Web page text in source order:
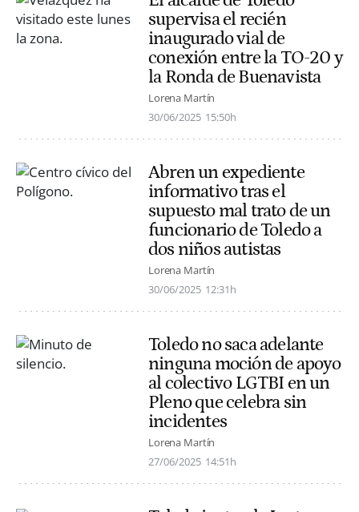
supervisa el recién
inaugurado vial de
conexión entre la TO-20 y
la Ronda de Buenavista
Lorena Martín
30/06/2025 15:50h
Abren un expediente
informativo tras el
supuesto mal trato de un
funcionario de Toledo a
dos niños autistas
Lorena Martín
30/06/2025 12:31h
Toledo no saca adelante
ninguna moción de apoyo
al colectivo LGTBI en un
Pleno que celebra sin
incidentes
Lorena Martín
27/06/2025 14:51h